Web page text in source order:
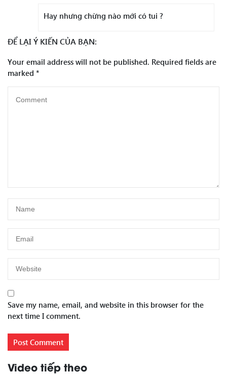
Hay nhưng chừng nào mới có tui ?
ĐỂ LẠI Ý KIẾN CỦA BẠN:
Your email address will not be published. Required fields are
marked *
Save my name, email, and website in this browser for the
next time I comment.
Video tiếp theo